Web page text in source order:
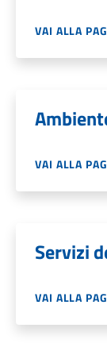
VAI ALLA
VAI ALLA
Servizi
VAI ALLA